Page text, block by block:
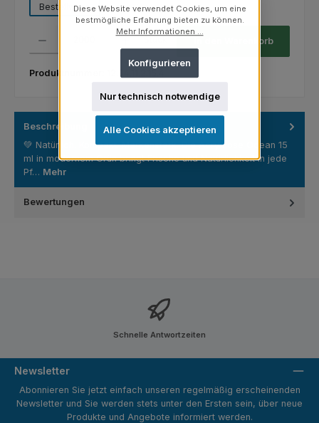
Bestellware
Lagerware
(Diese Option ist zurzeit nicht verfügbar.)
Produkt Anzahl: Gib den gewünschten Wert ein oder benutze die
Stück In den Warenkorb
Produktnummer:
Beschreibung
💚 Natürlich. Kompakt. Markenstark. Die Acryldose Ocean 15
ml in modernem Grün bringt Frische und Natürlichkeit in jede
Pf… Mehr
Bewertungen
Schnelle Antwortzeiten
Newsletter
Abonnieren Sie jetzt einfach unseren regelmäßig erscheinenden
Newsletter und Sie werden stets unter den Ersten sein, über neue
Produkte und Angebote informiert werden.
Diese Website verwendet Cookies, um eine
bestmögliche Erfahrung bieten zu können.
Mehr Informationen ...
Nur technisch notwendige
Konfigurieren
Alle Cookies akzeptieren